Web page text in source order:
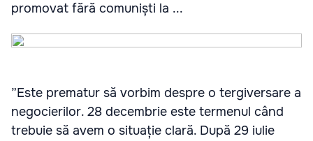
promovat fără comuniști la ...
”Este prematur să vorbim despre o tergiversare a
negocierilor. 28 decembrie este termenul când
trebuie să avem o situație clară. După 29 iulie